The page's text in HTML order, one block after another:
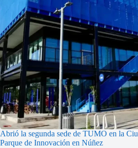
Abrió la segunda sede de TUMO en la
Parque de Innovación en Núñez